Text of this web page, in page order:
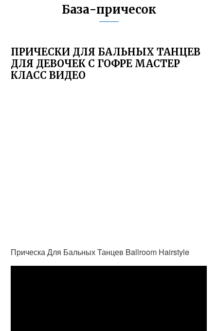
База-причесок
ПРИЧЕСКИ ДЛЯ БАЛЬНЫХ ТАНЦЕВ
ДЛЯ ДЕВОЧЕК С ГОФРЕ МАСТЕР
КЛАСС ВИДЕО
Прическа Для Бальных Танцев Ballroom Hairstyle